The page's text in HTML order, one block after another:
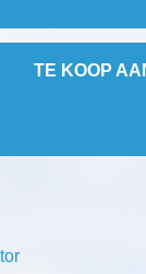
TE KOOP